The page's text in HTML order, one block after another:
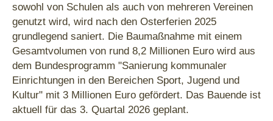
sowohl von Schulen als auch von mehreren Vereinen
genutzt wird, wird nach den Osterferien 2025
grundlegend saniert. Die Baumaßnahme mit einem
Gesamtvolumen von rund 8,2 Millionen Euro wird aus
dem Bundesprogramm "Sanierung kommunaler
Einrichtungen in den Bereichen Sport, Jugend und
Kultur" mit 3 Millionen Euro gefördert. Das Bauende ist
aktuell für das 3. Quartal 2026 geplant.